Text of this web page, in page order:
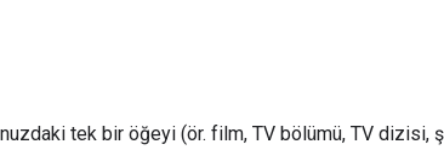
tek bir öğeyi (ör. film, TV bölümü, TV dizisi,